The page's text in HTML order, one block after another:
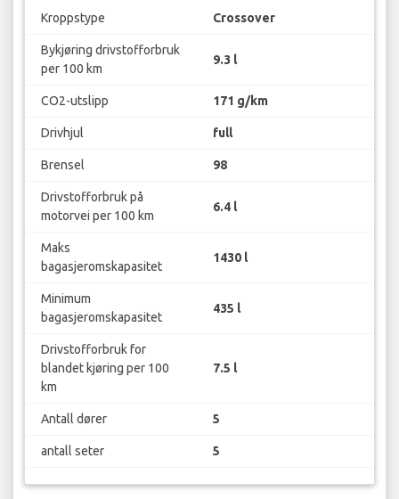
Kroppstype Crossover
Bykjøring drivstofforbruk
per 100 km
9.3 l
CO2-utslipp 171 g/km
Drivhjul full
Brensel 98
Drivstofforbruk på
motorvei per 100 km
6.4 l
Maks
bagasjeromskapasitet
1430 l
Minimum
bagasjeromskapasitet
435 l
Drivstofforbruk for
blandet kjøring per 100
km
7.5 l
Antall dører 5
antall seter 5